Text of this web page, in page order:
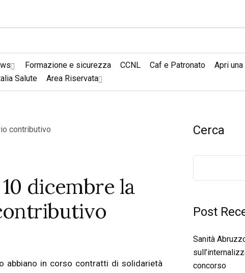
Formazione e sicurezza CCNL Caf e Patronato Apri
Salute
Area Riservata
dicembre la
abbiano in corso contratti di solidarietà
Cerca
Post
Sanità
concorso